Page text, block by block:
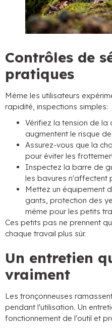
Contrôles de
pratiques
Même les utilisateurs
rapidité, inspections simples:
Vérifiez la tension de la
augmentent le risque
Assurez-vous que la
pour éviter les
Inspectez la barre de
les bavures n'affectent
Mettez un équipement
gants, protection des
même pour les petits
Ces petits pas ne prennent
chaque travail plus sûr.
Un entretien
vraiment
Les tronçonneuses
pendant l'utilisation. Un
fonctionnement de l'outil et